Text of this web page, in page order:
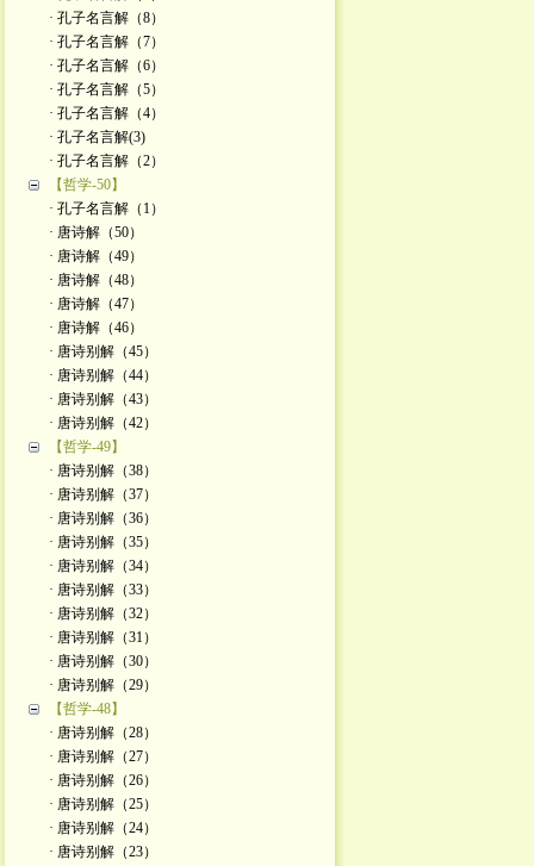
· 孔子名言解（8）
· 孔子名言解（7）
· 孔子名言解（6）
· 孔子名言解（5）
· 孔子名言解（4）
· 孔子名言解(3)
· 孔子名言解（2）
【哲学-50】
· 孔子名言解（1）
· 唐诗解（50）
· 唐诗解（49）
· 唐诗解（48）
· 唐诗解（47）
· 唐诗解（46）
· 唐诗别解（45）
· 唐诗别解（44）
· 唐诗别解（43）
· 唐诗别解（42）
【哲学-49】
· 唐诗别解（38）
· 唐诗别解（37）
· 唐诗别解（36）
· 唐诗别解（35）
· 唐诗别解（34）
· 唐诗别解（33）
· 唐诗别解（32）
· 唐诗别解（31）
· 唐诗别解（30）
· 唐诗别解（29）
【哲学-48】
· 唐诗别解（28）
· 唐诗别解（27）
· 唐诗别解（26）
· 唐诗别解（25）
· 唐诗别解（24）
· 唐诗别解（23）